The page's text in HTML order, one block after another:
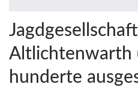
Altlichtenwarth
hunderte